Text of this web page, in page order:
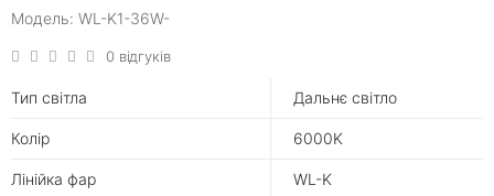
Модель: WL-K1-36W-
0 відгуків
Тип світла Дальнє світло
Колір 6000K
Лінійка фар WL-K